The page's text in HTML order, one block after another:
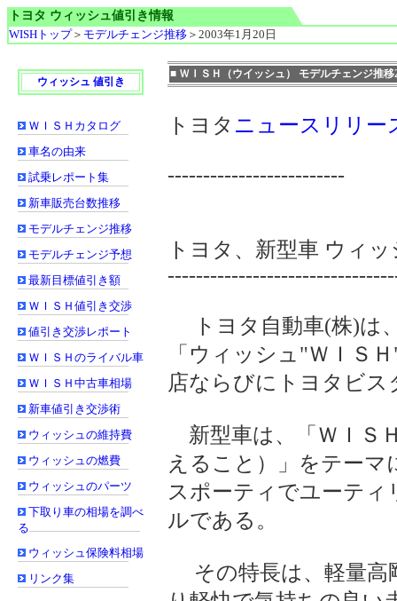
トヨタ ウィッシュ値引き情報
WISHトップ＞ モデルチェンジ推移 ＞2003年1月20日
ウィッシュ 値引き
ＷＩＳＨカタログ
車名の由来
試乗レポート集
新車販売台数推移
モデルチェンジ推移
モデルチェンジ予想
最新目標値引き額
ＷＩＳＨ値引き交渉
値引き交渉レポート
ＷＩＳＨのライバル車
ＷＩＳＨ中古車相場
新車値引き交渉術
ウィッシュの維持費
ウィッシュの燃費
ウィッシュのパーツ
下取り車の相場を調べ
る
ウィッシュ保険料相場
リンク集
■ ＷＩＳＨ（ウイッシュ） モデルチェンジ推移
トヨタ ニュースリリー
-------------------------
トヨタ、新型車 ウィ
トヨタ自動車(株)は
「ウィッシュ"ＷＩＳ
店ならびにトヨタビ
新型車は、「ＷＩＳ
えること）」をテー
スポーティでユーテ
ルである。
その特長は、軽量高